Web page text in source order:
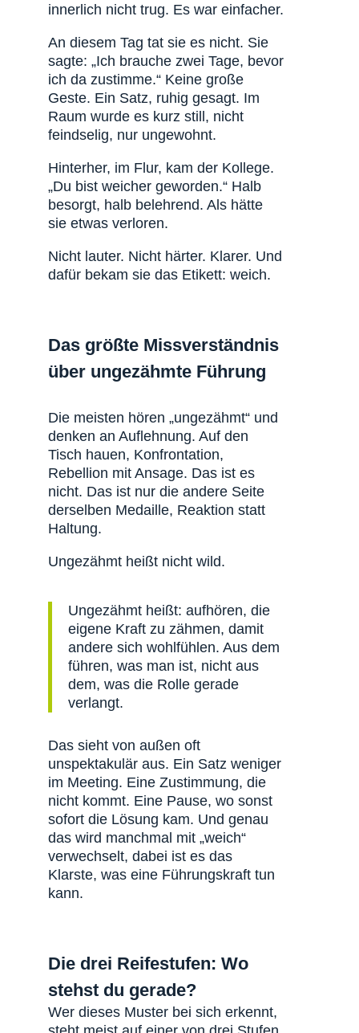
innerlich nicht trug. Es war einfacher.
An diesem Tag tat sie es nicht. Sie
sagte: „Ich brauche zwei Tage, bevor
ich da zustimme.“ Keine große
Geste. Ein Satz, ruhig gesagt. Im
Raum wurde es kurz still, nicht
feindselig, nur ungewohnt.
Hinterher, im Flur, kam der Kollege.
„Du bist weicher geworden.“ Halb
besorgt, halb belehrend. Als hätte
sie etwas verloren.
Nicht lauter. Nicht härter. Klarer. Und
dafür bekam sie das Etikett: weich.
Das größte Missverständnis
über ungezähmte Führung
Die meisten hören „ungezähmt“ und
denken an Auflehnung. Auf den
Tisch hauen, Konfrontation,
Rebellion mit Ansage. Das ist es
nicht. Das ist nur die andere Seite
derselben Medaille, Reaktion statt
Haltung.
Ungezähmt heißt nicht wild.
Ungezähmt heißt: aufhören, die
eigene Kraft zu zähmen, damit
andere sich wohlfühlen. Aus dem
führen, was man ist, nicht aus
dem, was die Rolle gerade
verlangt.
Das sieht von außen oft
unspektakulär aus. Ein Satz weniger
im Meeting. Eine Zustimmung, die
nicht kommt. Eine Pause, wo sonst
sofort die Lösung kam. Und genau
das wird manchmal mit „weich“
verwechselt, dabei ist es das
Klarste, was eine Führungskraft tun
kann.
Die drei Reifestufen: Wo
stehst du gerade?
Wer dieses Muster bei sich erkennt,